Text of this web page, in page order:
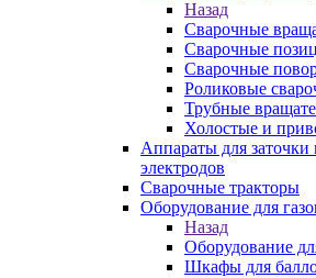
Назад
Сварочные
Сварочные
Сварочные
Роликовые
Трубные
Холостые и
Аппараты для
электродов
Сварочные тракторы
Оборудование для
Назад
Оборудование
Шкафы для